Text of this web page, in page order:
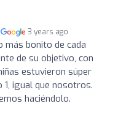
3 years ago
más bonito de cada
de su objetivo, con
estuvieron súper
igual que nosotros.
haciéndolo.